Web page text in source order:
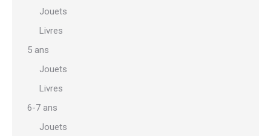
Jouets
Livres
5 ans
Jouets
Livres
6-7 ans
Jouets